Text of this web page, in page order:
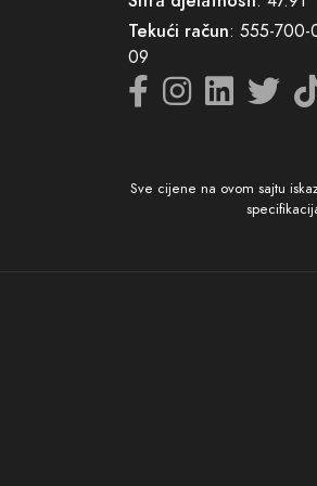
Tekući račun: 555-700-
09
Sve cijene na ovom sajtu